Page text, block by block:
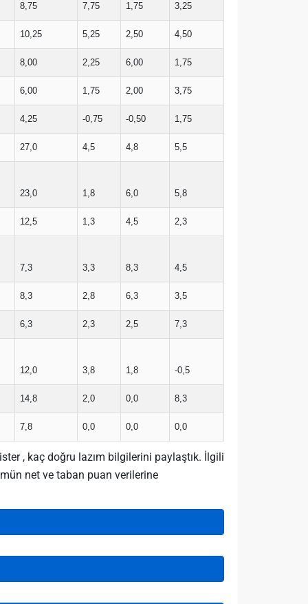
8,75 7,75 1,75 3,25
10,25 5,25 2,50 4,50
8,00 2,25 6,00 1,75
6,00 1,75 2,00 3,75
4,25 -0,75 -0,50 1,75
27,0 4,5 4,8 5,5
23,0 1,8 6,0 5,8
12,5 1,3 4,5 2,3
7,3 3,3 8,3 4,5
8,3 2,8 6,3 3,5
6,3 2,3 2,5 7,3
12,0 3,8 1,8 -0,5
14,8 2,0 0,0 8,3
7,8 0,0 0,0 0,0
, kaç doğru lazım bilgilerini paylaştık. İlgili
net ve taban puan verilerine